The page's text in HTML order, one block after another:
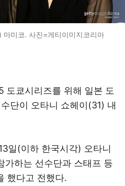
마미코. 사진=게티이미지코리아
도쿄시리즈를 위해 일본 도
단이 오타니 쇼헤이(31) 내
일(이하 한국시각) 오타니
가하는 선수단과 스태프 등
했다고 전했다.